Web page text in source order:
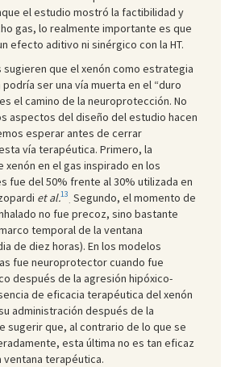
el estudio mostró la factibilidad y
gas, lo realmente importante es que
efecto aditivo ni sinérgico con la HT.
que el xenón como estrategia
ser una vía muerta en el “duro
el camino de la neuroprotección. No
aspectos del diseño del estudio hacen
esperar antes de cerrar
vía terapéutica. Primero, la
xenón en el gas inspirado en los
fue del 50% frente al 30% utilizada en
et al.13
. Segundo, el momento de
no fue precoz, sino bastante
temporal de la ventana
de diez horas). En los modelos
fue neuroprotector cuando fue
después de la agresión hipóxico-
de eficacia terapéutica del xenón
administración después de la
sugerir que, al contrario de lo que se
esta última no es tan eficaz
ventana terapéutica.